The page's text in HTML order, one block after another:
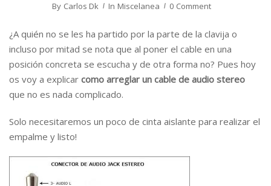
By Carlos Dk In Miscelanea 0 Comment
¿A quién no se les ha partido por la parte de la clavija o
incluso por mitad se nota que al poner el cable en una
posición concreta se escucha y de otra forma no? Pues hoy
os voy a explicar como arreglar un cable de audio stereo
que no es nada complicado.
Solo necesitaremos un poco de cinta aislante para realizar el
empalme y listo!